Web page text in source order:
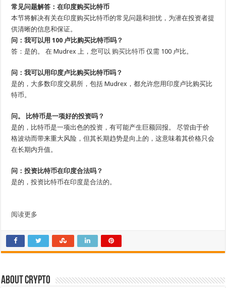
常见问题解答：在印度购买比特币
本节将解决有关在印度购买比特币的常见问题和担忧，为潜在投资者提
供清晰的信息和保证。
问：我可以用 100 卢比购买比特币吗？
答：是的。 在 Mudrex 上，您可以 购买比特币 仅需 100 卢比。
问：我可以用印度卢比购买比特币吗？
是的，大多数印度交易所，包括 Mudrex，都允许您用印度卢比购买比
特币。
问 。
比特币是一项好的投资吗？
是的，比特币是一项出色的投资，有可能产生巨额回报。 尽管由于价
格波动而带来重大风险，但其长期趋势是向上的，这意味着其价格只会
在长期内升值。
问：投资比特币在印度合法吗？
是的，投资比特币在印度是合法的。
阅读更多
About crypto